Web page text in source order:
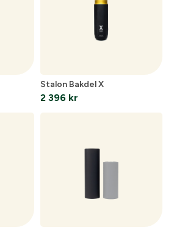
Stalon Bakdel X
2 396 kr